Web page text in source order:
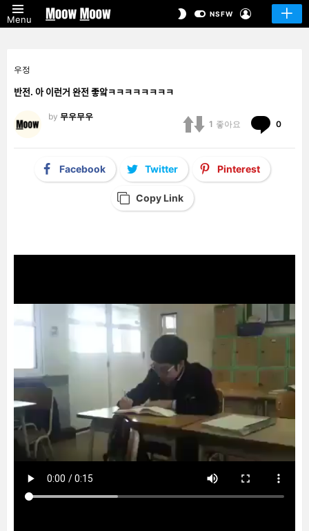
Menu
SWITCHNSFW
우정
반전. 아 이런거 완전 좋앜ㅋㅋㅋㅋㅋㅋㅋㅋ
by 무우무우
1 좋아요 0
Facebook Twitter Pinterest
Copy Link